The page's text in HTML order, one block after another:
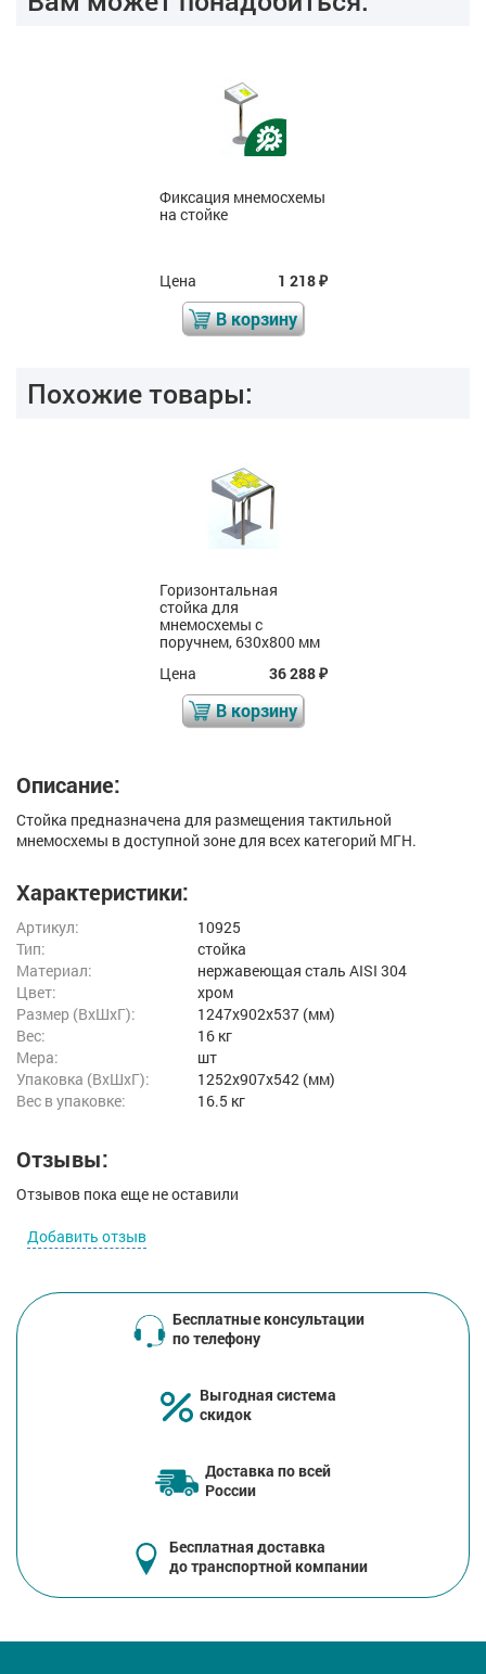
Фиксация мнемосхемы
на стойке
Цена 1 218₽
В корзину
Похожие товары:
Горизонтальная
стойка для
мнемосхемы с
поручнем, 630x800 мм
Цена
36 288₽
В корзину
Описание:
Стойка предназначена для размещения тактильной
мнемосхемы в доступной зоне для всех категорий МГН.
Характеристики:
Артикул:
10925
Тип:
стойка
Материал:
нержавеющая cталь AISI 304
Цвет:
хром
Размер (ВxШxГ):
1247x902x537 (мм)
Вес:
16 кг
Мера:
шт
Упаковка (ВхШхГ):
1252x907x542 (мм)
Вес в упаковке:
16.5 кг
Отзывы:
Отзывов пока еще не оставили
Добавить отзыв
Бесплатные консультации
по телефону
Выгодная система
скидок
Доставка по всей
России
Бесплатная доставка
до транспортной компании